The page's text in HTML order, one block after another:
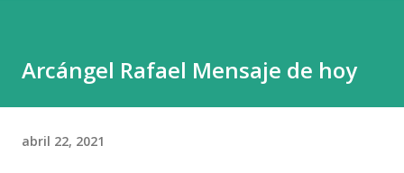
Arcángel Rafael Mensaje de hoy
abril 22, 2021